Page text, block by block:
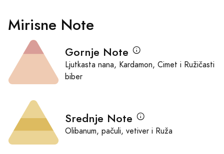
Mirisne Note
Gornje Note
Ljutkasta nana, Kardamon, Cimet i Ružičasti
biber
Srednje Note
Olibanum, pačuli, vetiver i Ruža